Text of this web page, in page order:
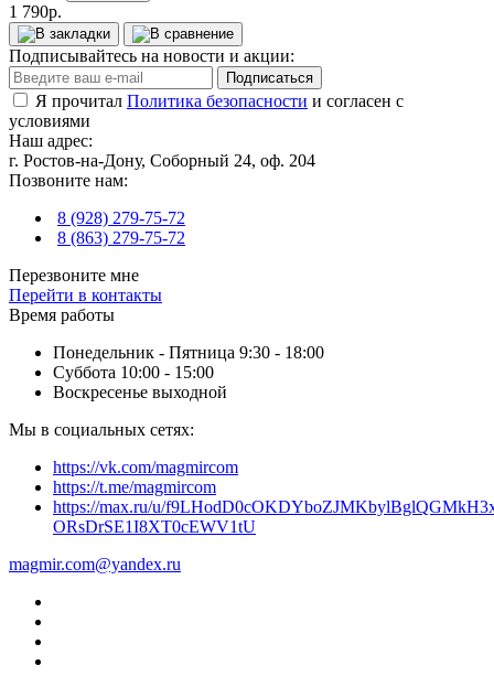
1 790р.
Подписывайтесь на новости и акции:
Подписаться
Я прочитал Политика безопасности и согласен с
условиями
Наш адрес:
г. Ростов-на-Дону, Соборный 24, оф. 204
Позвоните нам:
8 (928) 279-75-72
8 (863) 279-75-72
Перезвоните мне
Перейти в контакты
Время работы
Понедельник - Пятница 9:30 - 18:00
Суббота 10:00 - 15:00
Воскресенье выходной
Мы в социальных сетях:
https://vk.com/magmircom
https://t.me/magmircom
https://max.ru/u/
ORsDrSE1I8XT0cEWV1tU
magmir.com@yandex.ru